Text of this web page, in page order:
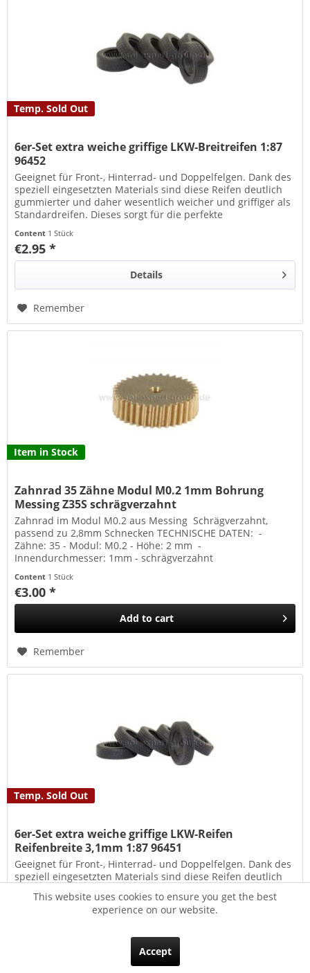
Temp. Sold Out
6er-Set extra weiche griffige LKW-Breitreifen 1:87
96452
Geeignet für Front-, Hinterrad- und Doppelfelgen. Dank des
speziell eingesetzten Materials sind diese Reifen deutlich
gummierter und daher wesentlich weicher und griffiger als
Standardreifen. Dieses sorgt für die perfekte
Content 1 Stück
€2.95 *
Details
Remember
Item in Stock
Zahnrad 35 Zähne Modul M0.2 1mm Bohrung
Messing Z35S schrägverzahnt
Zahnrad im Modul M0.2 aus Messing Schrägverzahnt,
passend zu 2,8mm Schnecken TECHNISCHE DATEN: -
Zähne: 35 - Modul: M0.2 - Höhe: 2 mm -
Innendurchmesser: 1mm - schrägverzahnt
Content 1 Stück
€3.00 *
Add to cart
Remember
Temp. Sold Out
6er-Set extra weiche griffige LKW-Reifen
Reifenbreite 3,1mm 1:87 96451
Geeignet für Front-, Hinterrad- und Doppelfelgen. Dank des
speziell eingesetzten Materials sind diese Reifen deutlich
Standardreifen. Dieses sorgt für die perfekte
Bodenhaftung....
Details
This website uses cookies to ensure you get the best
experience on our website.
Accept